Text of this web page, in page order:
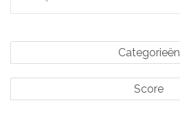
Categorieën
Score